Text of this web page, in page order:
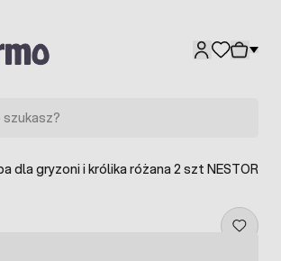
dla gryzoni i królika różana 2 szt NESTOR